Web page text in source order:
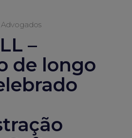
Advogados
–
de longo